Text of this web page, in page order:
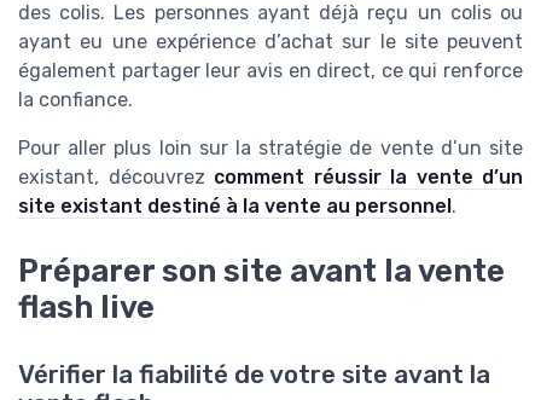
des colis. Les personnes ayant déjà reçu un colis ou
ayant eu une expérience d’achat sur le site peuvent
également partager leur avis en direct, ce qui renforce
la confiance.
Pour aller plus loin sur la stratégie de vente d’un site
existant, découvrez comment réussir la vente d’un
site existant destiné à la vente au personnel.
Préparer son site avant la vente
flash live
Vérifier la fiabilité de votre site avant la